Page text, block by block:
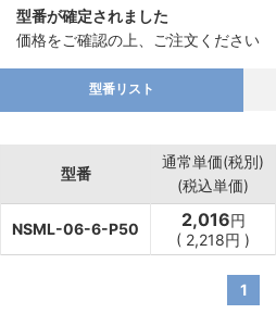
型番が確定されました
価格をご確認の上、ご注文ください
型番リスト
型番
通常単価(税別)
(税込単価)
NSML-06-6-P50 2,016円
( 2,218円 )
1